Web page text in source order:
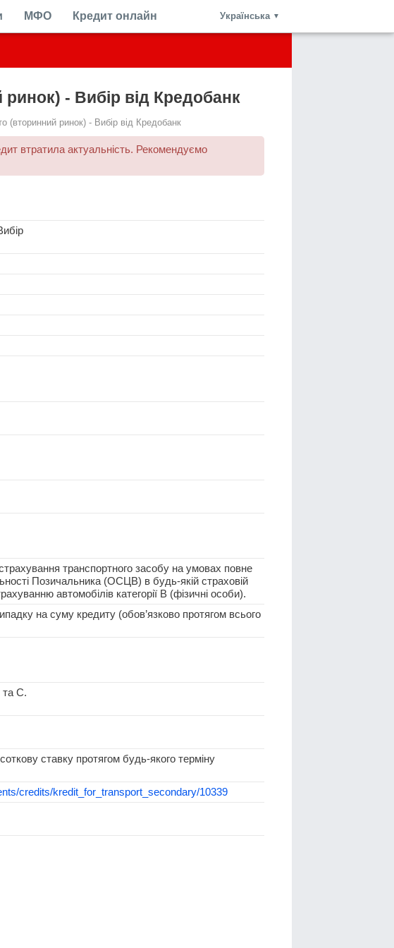
МФО Кредит онлайн Українська ▼
- Вибір від Кредобанк
(вторинний ринок) - Вибір від Кредобанк
втратила актуальність. Рекомендуємо
транспортного засобу на умовах повне
Позичальника (ОСЦВ) в будь-якій страховій
автомобілів категорії В (фізичні особи).
на суму кредиту (обов’язково протягом всього
та C.
ставку протягом будь-якого терміну
credits/kredit_for_transport_secondary/10339